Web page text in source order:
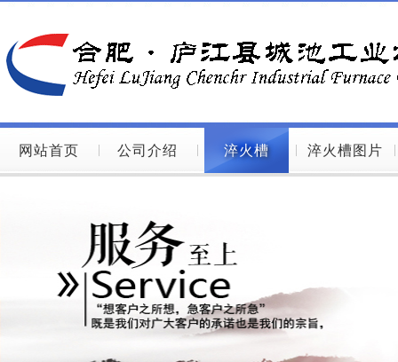
网站首页 公司介绍 淬火槽 淬火槽图片